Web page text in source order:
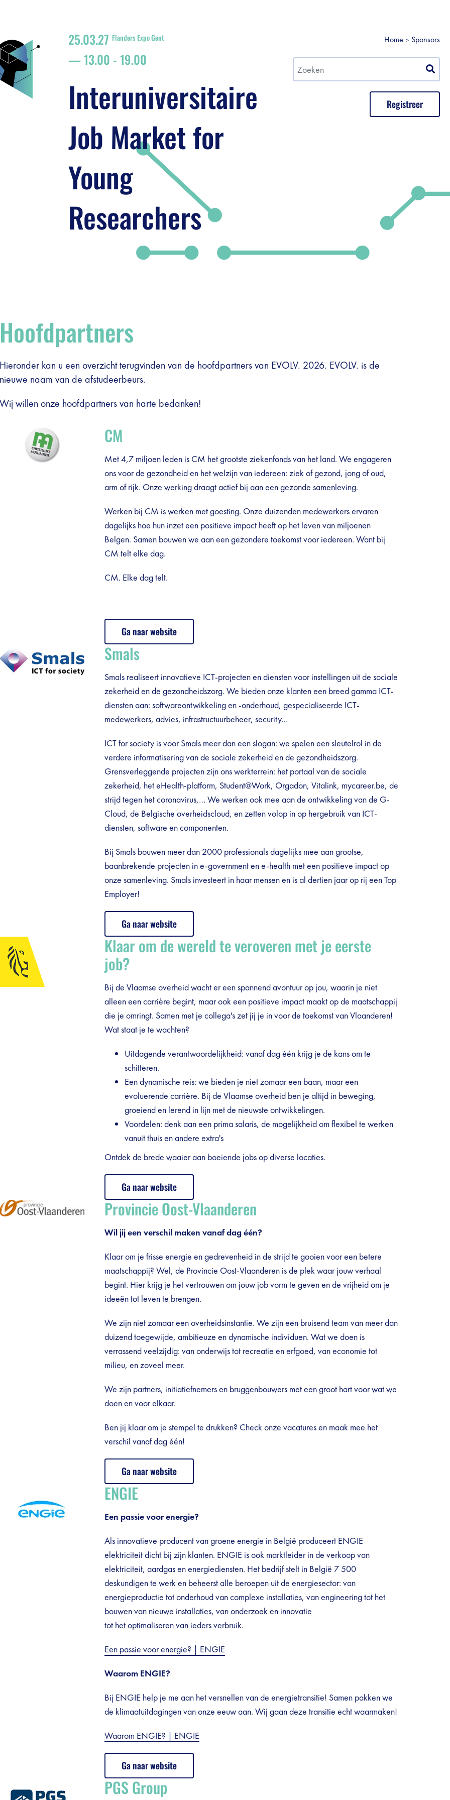
Home Sponsors
Registreer
25.03.27 Flanders Expo Gent
13.00 -19.00
Interuniversitaire
Job Market for
Young
Researchers
Hoofdpartners
Hieronder kan u een overzicht terugvinden van de hoofdpartners van EVOLV. 2026. EVOLV. is de
nieuwe naam van de afstudeerbeurs.
Wij willen onze hoofdpartners van harte bedanken!
CM
Met 4,7 miljoen leden is CM het grootste ziekenfonds van het land. We engageren
ons voor de gezondheid en het welzijn van iedereen: ziek of gezond, jong of oud,
arm of rijk. Onze werking draagt actief bij aan een gezonde samenleving.
Werken bij CM is werken met goesting. Onze duizenden medewerkers ervaren
dagelijks hoe hun inzet een positieve impact heeft op het leven van miljoenen
Belgen. Samen bouwen we aan een gezondere toekomst voor iedereen. Want bij
CM telt elke dag.
CM. Elke dag telt.
Ga naar website
Smals
Smals realiseert innovatieve ICT-projecten en diensten voor instellingen uit de sociale
zekerheid en de gezondheidszorg. We bieden onze klanten een breed gamma ICT-
diensten aan: softwareontwikkeling en -onderhoud, gespecialiseerde ICT-
medewerkers, advies, infrastructuurbeheer, security…
ICT for society is voor Smals meer dan een slogan: we spelen een sleutelrol in de
verdere informatisering van de sociale zekerheid en de gezondheidszorg.
Grensverleggende projecten zijn ons werkterrein: het portaal van de sociale
zekerheid, het eHealth-platform, Student@Work, Orgadon, Vitalink, mycareer.be, de
strijd tegen het coronavirus,… We werken ook mee aan de ontwikkeling van de G-
Cloud, de Belgische overheidscloud, en zetten volop in op hergebruik van ICT-
diensten, software en componenten.
Bij Smals bouwen meer dan 2000 professionals dagelijks mee aan grootse,
baanbrekende projecten in e-government en e-health met een positieve impact op
onze samenleving. Smals investeert in haar mensen en is al dertien jaar op rij een Top
Employer!
Ga naar website
Klaar om de wereld te veroveren met je eerste
job?
Bij de Vlaamse overheid wacht er een spannend avontuur op jou, waarin je niet
alleen een carrière begint, maar ook een positieve impact maakt op de maatschappij
die je omringt. Samen met je collega's zet jij je in voor de toekomst van Vlaanderen!
Wat staat je te wachten?
Uitdagende verantwoordelijkheid: vanaf dag één krijg je de kans om te
schitteren.
Een dynamische reis: we bieden je niet zomaar een baan, maar een
evoluerende carrière. Bij de Vlaamse overheid ben je altijd in beweging,
groeiend en lerend in lijn met de nieuwste ontwikkelingen.
Voordelen: denk aan een prima salaris, de mogelijkheid om flexibel te werken
vanuit thuis en andere extra's
Ontdek de brede waaier aan boeiende jobs op diverse locaties.
Ga naar website
Provincie Oost-Vlaanderen
Wil jij een verschil maken vanaf dag één?
Klaar om je frisse energie en gedrevenheid in de strijd te gooien voor een betere
maatschappij? Wel, de Provincie Oost-Vlaanderen is de plek waar jouw verhaal
begint. Hier krijg je het vertrouwen om jouw job vorm te geven en de vrijheid om je
ideeën tot leven te brengen.
We zijn niet zomaar een overheidsinstantie. We zijn een bruisend team van meer dan
duizend toegewijde, ambitieuze en dynamische individuen. Wat we doen is
verrassend veelzijdig: van onderwijs tot recreatie en erfgoed, van economie tot
milieu, en zoveel meer.
We zijn partners, initiatiefnemers en bruggenbouwers met een groot hart voor wat we
doen en voor elkaar.
Ben jij klaar om je stempel te drukken? Check onze vacatures en maak mee het
verschil vanaf dag één!
Ga naar website
ENGIE
Een passie voor energie?
Als innovatieve producent van groene energie in België produceert ENGIE
elektriciteit dicht bij zijn klanten. ENGIE is ook marktleider in de verkoop van
elektriciteit, aardgas en energiediensten. Het bedrijf stelt in België 7 500
deskundigen te werk en beheerst alle beroepen uit de energiesector: van
energieproductie tot onderhoud van complexe installaties, van engineering tot het
bouwen van nieuwe installaties, van onderzoek en innovatie
tot het optimaliseren van ieders verbruik.
Een passie voor energie? | ENGIE
Waarom ENGIE?
Bij ENGIE help je me aan het versnellen van de energietransitie! Samen pakken we
de klimaatuitdagingen van onze eeuw aan. Wij gaan deze transitie echt waarmaken!
Waarom ENGIE? | ENGIE
Ga naar website
PGS Group